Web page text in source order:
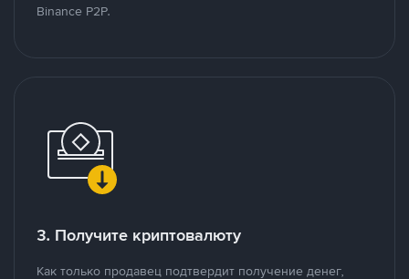
Binance P2P.
3. Получите криптовалюту
Как только продавец подтвердит получение денег,